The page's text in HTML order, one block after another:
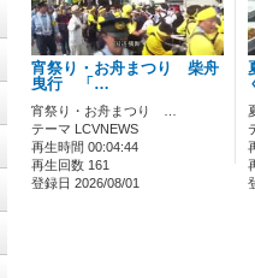
宵祭り・お舟まつり 柴舟
曳行 「…
宵祭り・お舟まつり …
テーマ LCVNEWS
再生時間 00:04:44
再生回数 161
登録日 2026/08/01